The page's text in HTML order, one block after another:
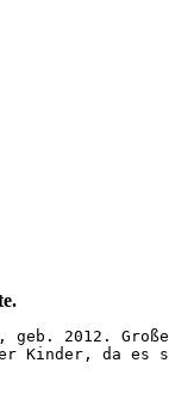
geb. 2012.
Kinder, da